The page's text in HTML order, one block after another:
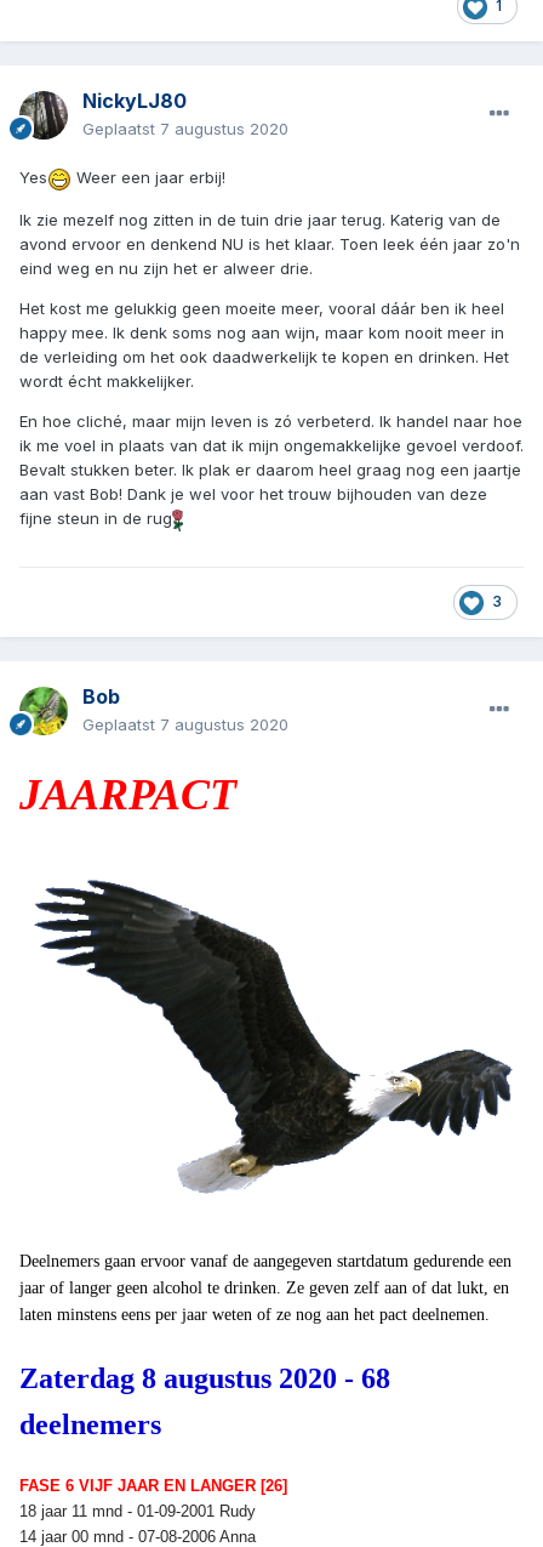
1
NickyLJ80
Geplaatst 7 augustus 2020
Yes Weer een jaar erbij!
Ik zie mezelf nog zitten in de tuin drie jaar terug. Katerig van de
avond ervoor en denkend NU is het klaar. Toen leek één jaar zo'n
eind weg en nu zijn het er alweer drie.
Het kost me gelukkig geen moeite meer, vooral dáár ben ik heel
happy mee. Ik denk soms nog aan wijn, maar kom nooit meer in
de verleiding om het ook daadwerkelijk te kopen en drinken. Het
wordt écht makkelijker.
En hoe cliché, maar mijn leven is zó verbeterd. Ik handel naar hoe
ik me voel in plaats van dat ik mijn ongemakkelijke gevoel verdoof.
Bevalt stukken beter. Ik plak er daarom heel graag nog een jaartje
aan vast Bob! Dank je wel voor het trouw bijhouden van deze
fijne steun in de rug
3
Bob
Geplaatst 7 augustus 2020
JAARPACT
Deelnemers gaan ervoor vanaf de aangegeven startdatum gedurende een
jaar of langer geen alcohol te drinken. Ze geven zelf aan of dat lukt, en
laten minstens eens per jaar weten of ze nog aan het pact deelnemen.
Zaterdag 8 augustus 2020 - 68
deelnemers
FASE 6 VIJF JAAR EN LANGER [26]
18 jaar 11 mnd - 01-09-2001 Rudy
14 jaar 00 mnd - 07-08-2006 Anna